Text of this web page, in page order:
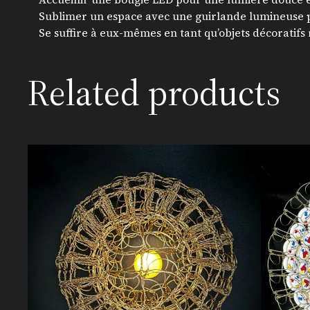
Sublimer un espace avec une guirlande
Se suffire à eux-mêmes en tant qu’objets décoratifs
Related products